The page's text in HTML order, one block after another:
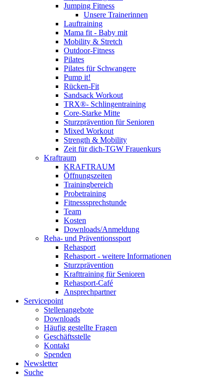
Jumping Fitness
Unsere Trainerinnen
Lauftraining
Mama fit - Baby mit
Mobility & Stretch
Outdoor-Fitness
Pilates
Pilates für Schwangere
Pump it!
Rücken-Fit
Sandsack Workout
TRX®- Schlingentraining
Core-Starke Mitte
Sturzprävention für Senioren
Mixed Workout
Strength & Mobility
Zeit für dich-TGW Frauenkurs
Kraftraum
KRAFTRAUM
Öffnungszeiten
Trainingbereich
Probetraining
Fitnesssprechstunde
Team
Kosten
Downloads/Anmeldung
Reha- und Präventionssport
Rehasport
Rehasport - weitere Informationen
Sturzprävention
Krafttraining für Senioren
Rehasport-Café
Ansprechpartner
Servicepoint
Stellenangebote
Downloads
Häufig gestellte Fragen
Geschäftsstelle
Kontakt
Spenden
Newsletter
Suche